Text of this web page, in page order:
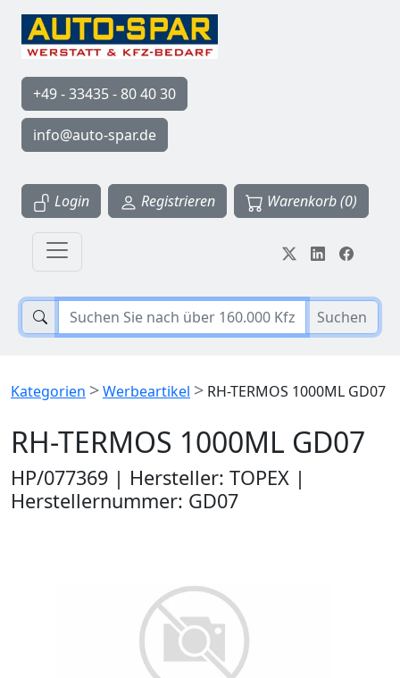
+49 - 33435 - 80 40 30
info@auto-spar.de
Login Registrieren Warenkorb (0)
Suchen
Kategorien >Werbeartikel > RH-TERMOS 1000ML GD07
RH-TERMOS 1000ML GD07
HP/077369 | Hersteller: TOPEX |
Herstellernummer: GD07